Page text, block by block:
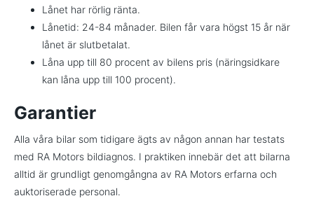
Lånet har rörlig ränta.
Lånetid: 24-84 månader. Bilen får vara högst 15 år när
lånet är slutbetalat.
Låna upp till 80 procent av bilens pris (näringsidkare
kan låna upp till 100 procent).
Garantier
Alla våra bilar som tidigare ägts av någon annan har testats
med RA Motors bildiagnos. I praktiken innebär det att bilarna
alltid är grundligt genomgångna av RA Motors erfarna och
auktoriserade personal.